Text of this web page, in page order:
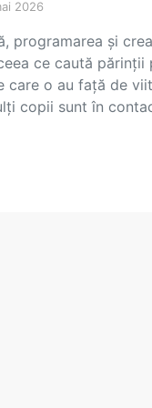
2026
programarea și
ce caută părinții
care o au față de
copii sunt în